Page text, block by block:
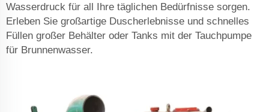
Wasserdruck für all Ihre täglichen Bedürfnisse sorgen.
Erleben Sie großartige Duscherlebnisse und schnelles
Füllen großer Behälter oder Tanks mit der Tauchpumpe
für Brunnenwasser.